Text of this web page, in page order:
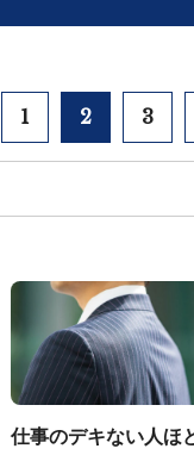
1 2 3
仕事のデキない人ほ